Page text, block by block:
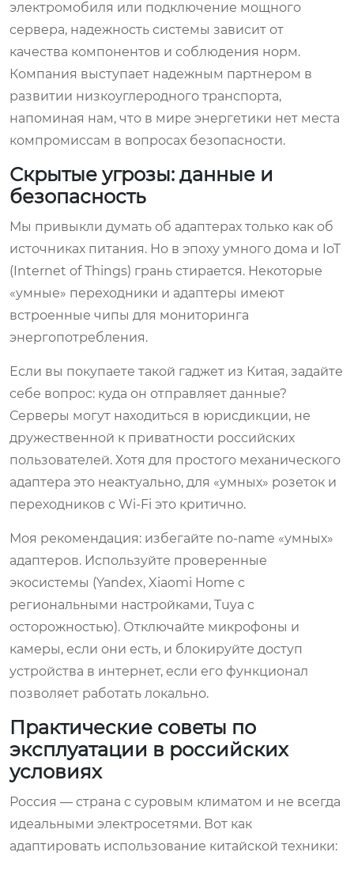
электромобиля или подключение мощного
сервера, надежность системы зависит от
качества компонентов и соблюдения норм.
Компания выступает надежным партнером в
развитии низкоуглеродного транспорта,
напоминая нам, что в мире энергетики нет места
компромиссам в вопросах безопасности.
Скрытые угрозы: данные и
безопасность
Мы привыкли думать об адаптерах только как об
источниках питания. Но в эпоху умного дома и IoT
(Internet of Things) грань стирается. Некоторые
«умные» переходники и адаптеры имеют
встроенные чипы для мониторинга
энергопотребления.
Если вы покупаете такой гаджет из Китая, задайте
себе вопрос: куда он отправляет данные?
Серверы могут находиться в юрисдикции, не
дружественной к приватности российских
пользователей. Хотя для простого механического
адаптера это неактуально, для «умных» розеток и
переходников с Wi-Fi это критично.
Моя рекомендация: избегайте no-name «умных»
адаптеров. Используйте проверенные
экосистемы (Yandex, Xiaomi Home с
региональными настройками, Tuya с
осторожностью). Отключайте микрофоны и
камеры, если они есть, и блокируйте доступ
устройства в интернет, если его функционал
позволяет работать локально.
Практические советы по
эксплуатации в российских
условиях
Россия — страна с суровым климатом и не всегда
идеальными электросетями. Вот как
адаптировать использование китайской техники: